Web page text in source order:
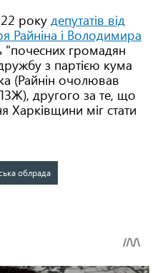
року депутатів від
Райніна і Володимира
"почесних громадян
з партією кума
(Райнін очолював
другого за те, що
Харківщини міг стати
облрада